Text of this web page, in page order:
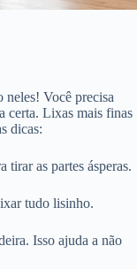
Você precisa
certa. Lixas mais finas
dicas:
tirar as partes ásperas.
tudo lisinho.
Isso ajuda a não